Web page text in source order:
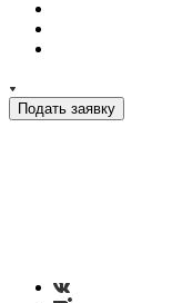
Подать заявку